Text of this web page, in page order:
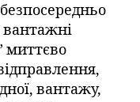
вантажні
миттєво
вантажу,